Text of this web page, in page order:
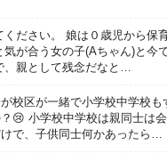
ださい。 娘は０歳児から保
が合う女の子(Aちゃん)と今
、親として残念だなと…
校区が一緒で小学校中学校も
😢 小学校中学校は親同士は
で、子供同士何かあったら…